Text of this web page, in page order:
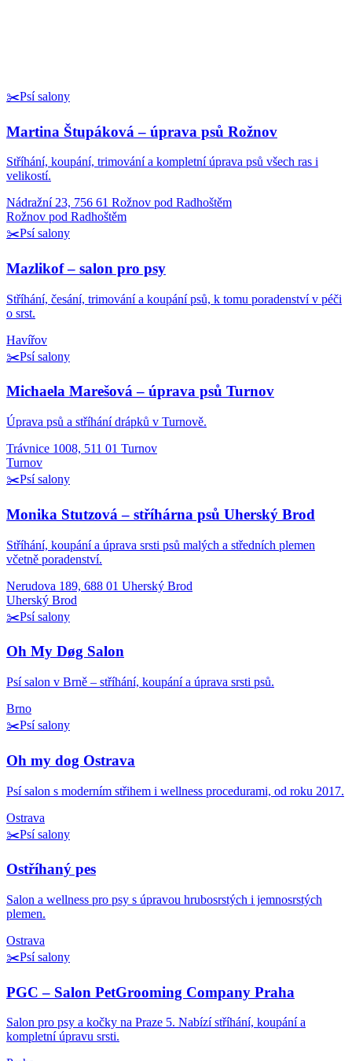
✂️Psí salony
Martina Štupáková – úprava psů Rožnov
Stříhání, koupání, trimování a kompletní úprava psů všech ras i
velikostí.
Nádražní 23, 756 61 Rožnov pod Radhoštěm
Rožnov pod Radhoštěm
✂️Psí salony
Mazlikof – salon pro psy
Stříhání, česání, trimování a koupání psů, k tomu poradenství v péči
o srst.
Havířov
✂️Psí salony
Michaela Marešová – úprava psů Turnov
Úprava psů a stříhání drápků v Turnově.
Trávnice 1008, 511 01 Turnov
Turnov
✂️Psí salony
Monika Stutzová – stříhárna psů Uherský Brod
Stříhání, koupání a úprava srsti psů malých a středních plemen
včetně poradenství.
Nerudova 189, 688 01 Uherský Brod
Uherský Brod
✂️Psí salony
Oh My Døg Salon
Psí salon v Brně – stříhání, koupání a úprava srsti psů.
Brno
✂️Psí salony
Oh my dog Ostrava
Psí salon s moderním střihem i wellness procedurami, od roku 2017.
Ostrava
✂️Psí salony
Ostříhaný pes
Salon a wellness pro psy s úpravou hrubosrstých i jemnosrstých
plemen.
Ostrava
✂️Psí salony
PGC – Salon PetGrooming Company Praha
Salon pro psy a kočky na Praze 5. Nabízí stříhání, koupání a
kompletní úpravu srsti.